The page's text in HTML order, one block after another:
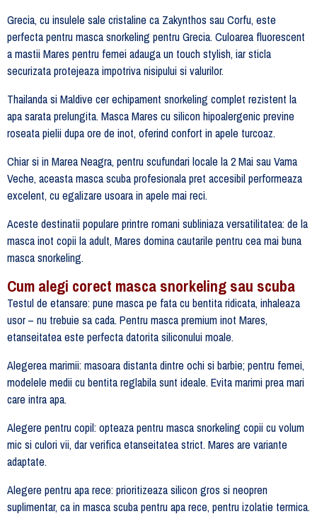
Grecia, cu insulele sale cristaline ca Zakynthos sau Corfu, este
perfecta pentru masca snorkeling pentru Grecia. Culoarea fluorescent
a mastii Mares pentru femei adauga un touch stylish, iar sticla
securizata protejeaza impotriva nisipului si valurilor.
Thailanda si Maldive cer echipament snorkeling complet rezistent la
apa sarata prelungita. Masca Mares cu silicon hipoalergenic previne
roseata pielii dupa ore de inot, oferind confort in apele turcoaz.
Chiar si in Marea Neagra, pentru scufundari locale la 2 Mai sau Vama
Veche, aceasta masca scuba profesionala pret accesibil performeaza
excelent, cu egalizare usoara in apele mai reci.
Aceste destinatii populare printre romani subliniaza versatilitatea: de la
masca inot copii la adult, Mares domina cautarile pentru cea mai buna
masca snorkeling.
Cum alegi corect masca snorkeling sau scuba
Testul de etansare: pune masca pe fata cu bentita ridicata, inhaleaza
usor – nu trebuie sa cada. Pentru masca premium inot Mares,
etanseitatea este perfecta datorita siliconului moale.
Alegerea marimii: masoara distanta dintre ochi si barbie; pentru femei,
modelele medii cu bentita reglabila sunt ideale. Evita marimi prea mari
care intra apa.
Alegere pentru copil: opteaza pentru masca snorkeling copii cu volum
mic si culori vii, dar verifica etanseitatea strict. Mares are variante
adaptate.
Alegere pentru apa rece: prioritizeaza silicon gros si neopren
suplimentar, ca in masca scuba pentru apa rece, pentru izolatie termica.